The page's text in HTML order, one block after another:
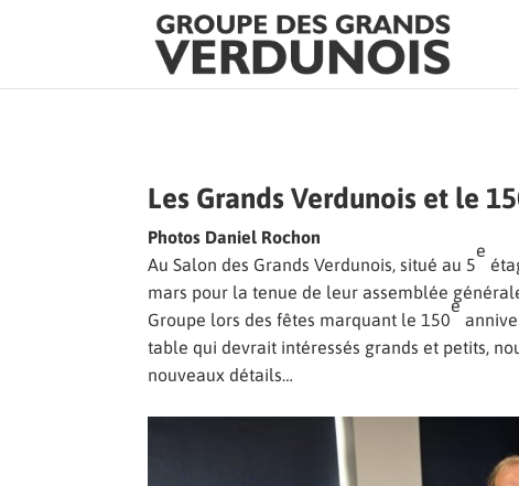
Les Grands Verdunois et le
Photos Daniel Rochon
Au Salon des Grands Verdunois, situé au 5
e
mars pour la tenue de leur assemblée
Groupe lors des fêtes marquant le 150
e
table qui devrait intéressés grands et petits,
nouveaux détails…